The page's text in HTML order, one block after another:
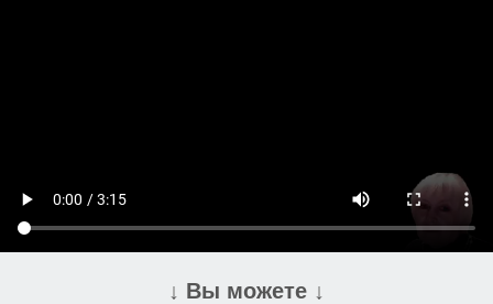
↓ Вы можете ↓